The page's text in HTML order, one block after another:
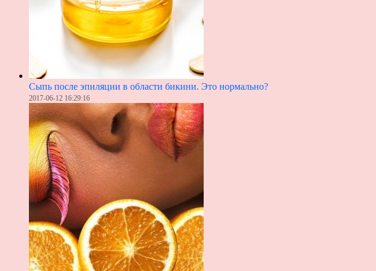
Сыпь после эпиляции в области бикини. Это нормально?
2017-06-12 16:29:16